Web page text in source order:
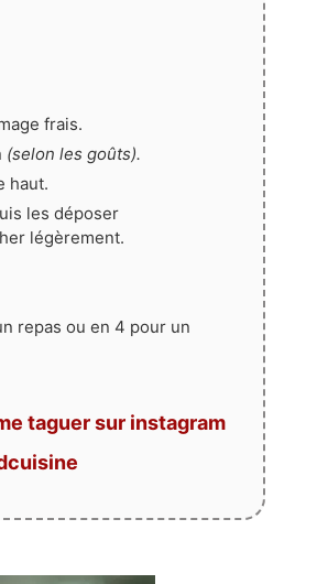
frais.
(selon les goûts).
haut.
les déposer
légèrement.
repas ou en 4 pour un
taguer sur instagram